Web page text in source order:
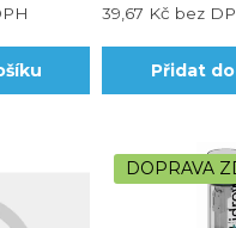
39,67 Kč bez
Přidat
DOPRAVA